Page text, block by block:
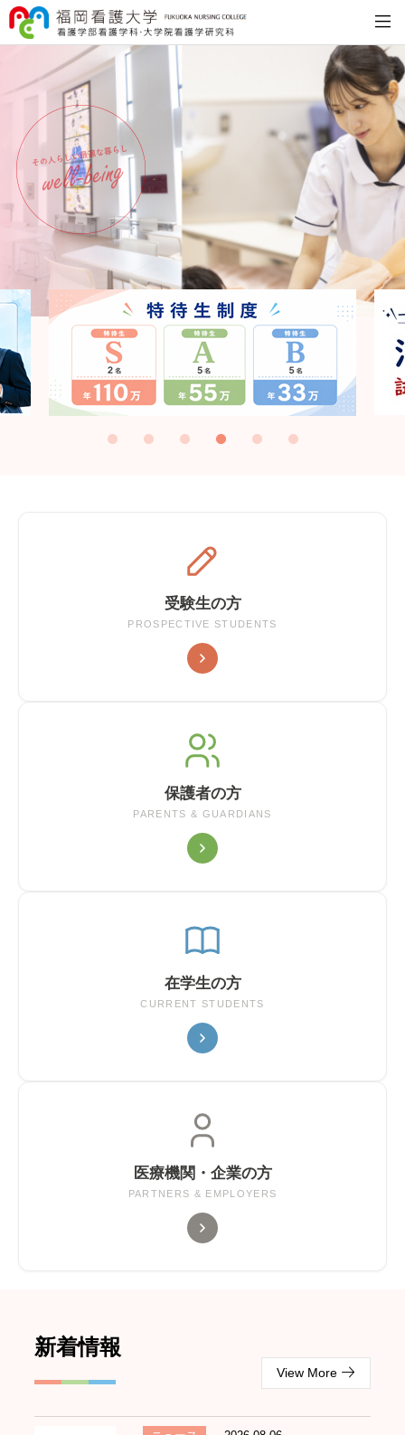
受験生の方
PROSPECTIVE STUDENTS
保護者の方
PARENTS & GUARDIANS
在学生の方
CURRENT STUDENTS
医療機関・企業の方
PARTNERS & EMPLOYERS
新着情報
View More